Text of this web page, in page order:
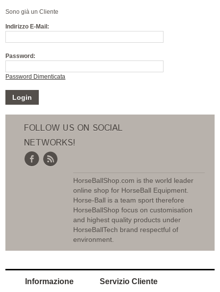
Sono già un Cliente
Indirizzo E-Mail:
Password:
Password Dimenticata
FOLLOW US ON SOCIAL
NETWORKS!
HorseBallShop.com is the world leader
online shop for HorseBall Equipment.
Horse-Ball is a team sport therefore
HorseBallShop focus on customisation
and highest quality products under
HorseBallTech brand respectful of
environment.
Informazione Servizio Cliente